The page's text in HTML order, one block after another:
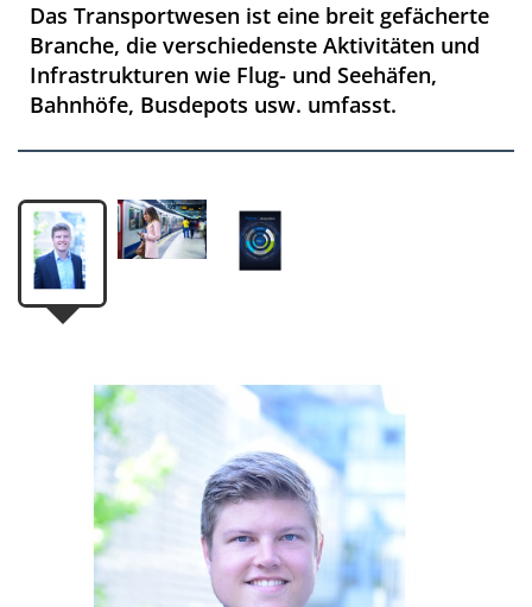
Das Transportwesen ist eine breit gefächerte
Branche, die verschiedenste Aktivitäten und
Infrastrukturen wie Flug- und Seehäfen,
Bahnhöfe, Busdepots usw. umfasst.